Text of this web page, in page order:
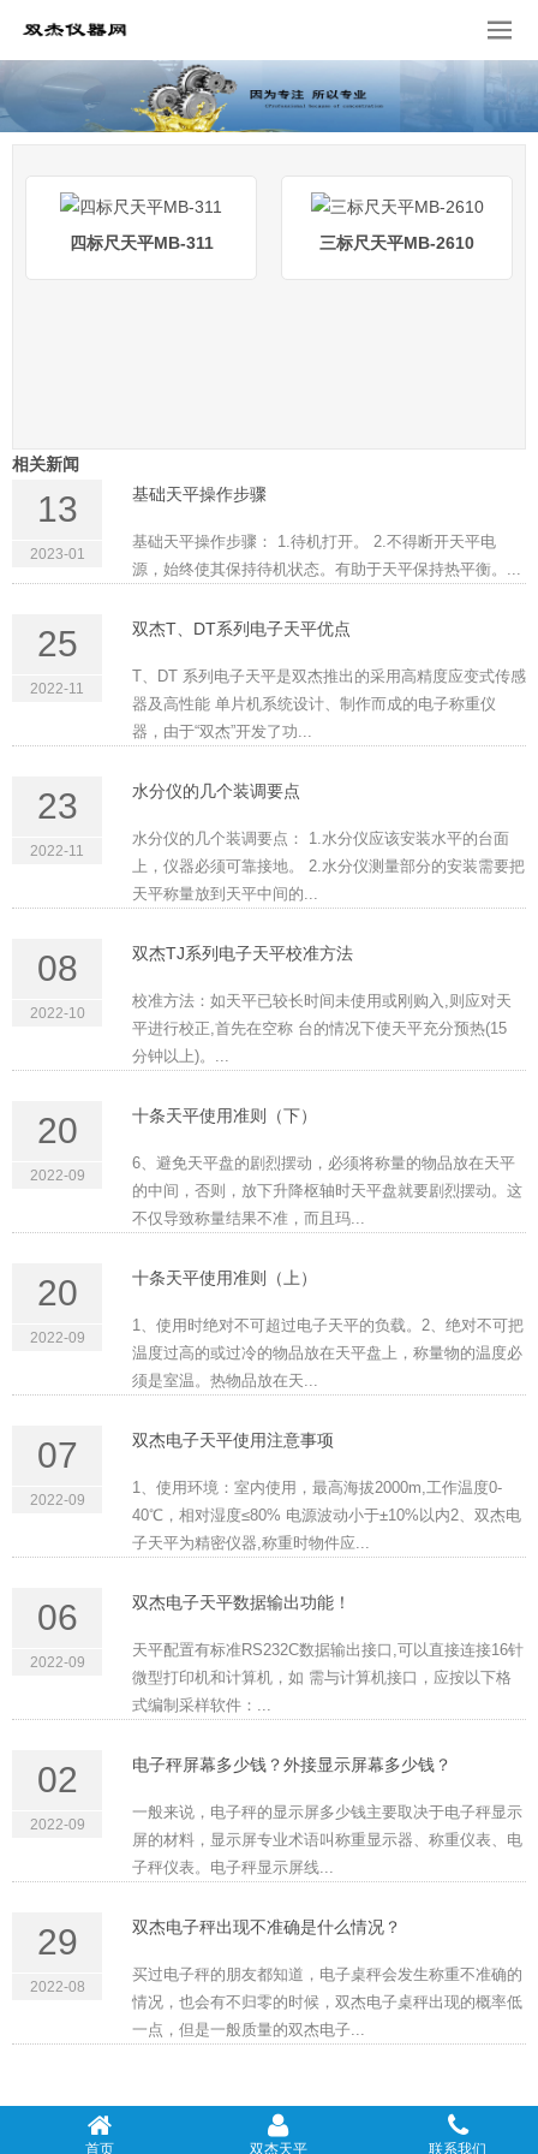
四标尺天平MB-311 三标尺天平MB-2610
相关新闻
13
2023-01
基础天平操作步骤
基础天平操作步骤： 1.待机打开。 2.不得断开天平电
源，始终使其保持待机状态。有助于天平保持热平衡。...
25
2022-11
双杰T、DT系列电子天平优点
T、DT 系列电子天平是双杰推出的采用高精度应变式传感
器及高性能 单片机系统设计、制作而成的电子称重仪
器，由于“双杰”开发了功...
23
2022-11
水分仪的几个装调要点
水分仪的几个装调要点： 1.水分仪应该安装水平的台面
上，仪器必须可靠接地。 2.水分仪测量部分的安装需要把
天平称量放到天平中间的...
08
2022-10
双杰TJ系列电子天平校准方法
校准方法：如天平已较长时间未使用或刚购入,则应对天
平进行校正,首先在空称 台的情况下使天平充分预热(15
分钟以上)。...
20
2022-09
十条天平使用准则（下）
6、避免天平盘的剧烈摆动，必须将称量的物品放在天平
的中间，否则，放下升降枢轴时天平盘就要剧烈摆动。这
不仅导致称量结果不准，而且玛...
20
2022-09
十条天平使用准则（上）
1、使用时绝对不可超过电子天平的负载。2、绝对不可把
温度过高的或过冷的物品放在天平盘上，称量物的温度必
须是室温。热物品放在天...
07
2022-09
双杰电子天平使用注意事项
1、使用环境：室内使用，最高海拔2000m,工作温度0-
40℃，相对湿度≤80% 电源波动小于±10%以内2、双杰电
子天平为精密仪器,称重时物件应...
06
2022-09
双杰电子天平数据输出功能！
天平配置有标准RS232C数据输出接口,可以直接连接16针
微型打印机和计算机，如 需与计算机接口，应按以下格
式编制采样软件：...
02
2022-09
电子秤屏幕多少钱？外接显示屏幕多少钱？
一般来说，电子秤的显示屏多少钱主要取决于电子秤显示
屏的材料，显示屏专业术语叫称重显示器、称重仪表、电
子秤仪表。电子秤显示屏线...
29
2022-08
双杰电子秤出现不准确是什么情况？
买过电子秤的朋友都知道，电子桌秤会发生称重不准确的
情况，也会有不归零的时候，双杰电子桌秤出现的概率低
一点，但是一般质量的双杰电子...
首页 双杰天平 联系我们